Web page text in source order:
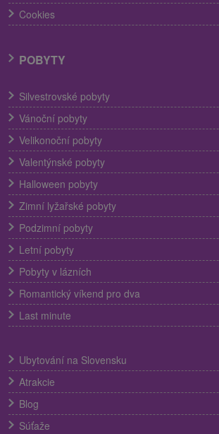
Cookies
POBYTY
Silvestrovské pobyty
Vánoční pobyty
Velikonoční pobyty
Valentýnské pobyty
Halloween pobyty
Zimní lyžařské pobyty
Podzimní pobyty
Letní pobyty
Pobyty v lázních
Romantický víkend pro dva
Last minute
Ubytování na Slovensku
Atrakcie
Blog
Súťaže